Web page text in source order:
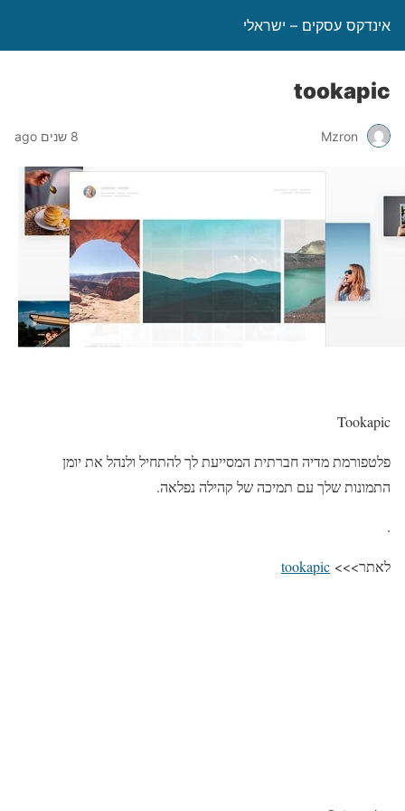
אינדקס עסקים – ישראלי
tookapic
Mzron 8 שנים ago
Tookapic
פלטפורמת מדיה חברתית המסייעת לך להתחיל ולנהל את יומן
התמונות שלך עם תמיכה של קהילה נפלאה.
.
לאתר>>> tookapic